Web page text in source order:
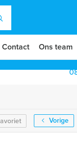
Contact Ons team
Vorige